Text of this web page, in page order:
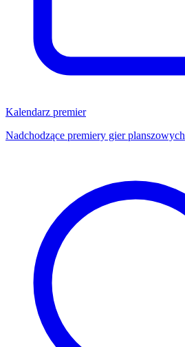
Kalendarz premier
Nadchodzące premiery gier planszowych